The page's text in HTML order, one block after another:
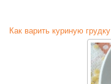
Как варить куриную грудку